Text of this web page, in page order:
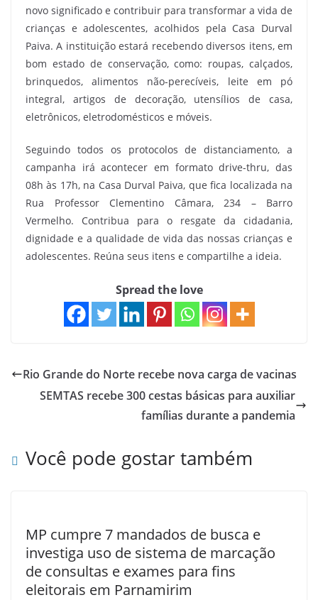
novo significado e contribuir para transformar a vida de
crianças e adolescentes, acolhidos pela Casa Durval
Paiva. A instituição estará recebendo diversos itens, em
bom estado de conservação, como: roupas, calçados,
brinquedos, alimentos não-perecíveis, leite em pó
integral, artigos de decoração, utensílios de casa,
eletrônicos, eletrodomésticos e móveis.
Seguindo todos os protocolos de distanciamento, a
campanha irá acontecer em formato drive-thru, das
08h às 17h, na Casa Durval Paiva, que fica localizada na
Rua Professor Clementino Câmara, 234 – Barro
Vermelho. Contribua para o resgate da cidadania,
dignidade e a qualidade de vida das nossas crianças e
adolescentes. Reúna seus itens e compartilhe a ideia.
Spread the love
Rio Grande do Norte recebe nova carga de vacinas
SEMTAS recebe 300 cestas básicas para auxiliar
famílias durante a pandemia
Você pode gostar também
MP cumpre 7 mandados de busca e
investiga uso de sistema de marcação
de consultas e exames para fins
eleitorais em Parnamirim